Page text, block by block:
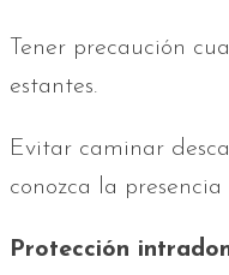
Tener precaución
estantes.
Evitar caminar
conozca la
Protección